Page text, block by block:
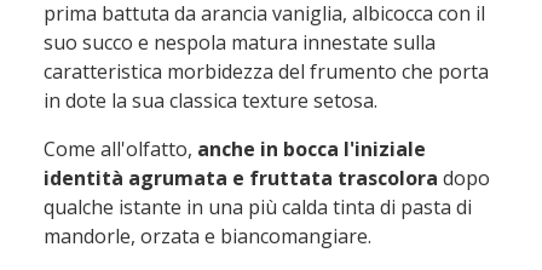
prima battuta da arancia vaniglia, albicocca con il
suo succo e nespola matura innestate sulla
caratteristica morbidezza del frumento che porta
in dote la sua classica texture setosa.
Come all'olfatto, anche in bocca l'iniziale
identità agrumata e fruttata trascolora dopo
qualche istante in una più calda tinta di pasta di
mandorle, orzata e biancomangiare.